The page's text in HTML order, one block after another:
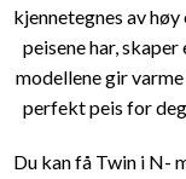
kjennetegnes av
peisene har,
modellene gir
perfekt peis for
Du kan få Twin i N-